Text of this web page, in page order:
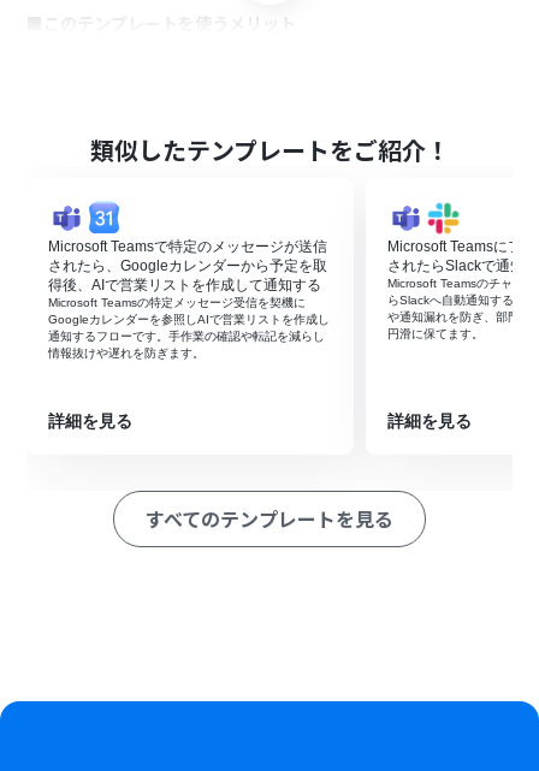
■このテンプレートを使うメリット
の指定間違い、対応漏れなどのヒューマンエラーを防ぎ、
■フローボットの流れ
はじめに、Microsoft TeamsとGoogle Workspaceを
Yoomと連携します
次に、トリガーでMicrosoft Teamsを選択し、「チャネ
ルにメッセージが送信されたら」というアクションを設定
します
ようにします
次に、オペレーションでGoogle Workspaceの「ユーザ
ーを検索」アクションを設定し、抽出した情報をもとにユ
ーザーを特定します
ション
類似したテンプレートをご紹介！
Microsoft Teamsで特定のメッセージが送信
されたら、Googleカレンダーから予定を取
得後、AIで営業リストを作成して通知する
Microsoft Teamsの特定メッセージ受信を契機に
Googleカレンダーを参照しAIで営業リストを作成し
通知するフローです。手作業の確認や転記を減らし
情報抜けや遅れを防ぎます。
詳細を見る
Microsoft Teamsにフ
されたらSlackで通知
Microsoft Teamsのチャネ
らSlackへ自動通知するフ
や通知漏れを防ぎ、部門間
円滑に保てます。
詳細を見る
すべてのテンプレートを見る